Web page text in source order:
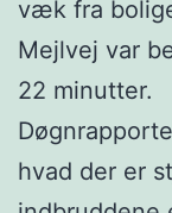
væk fra
Mejlvej var
22 minutter.
hvad der er